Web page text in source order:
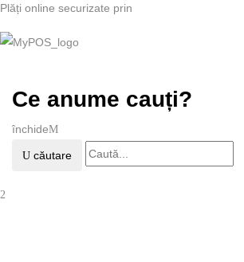
Plăți online securizate prin
Ce anume cauți?
închide
căutare